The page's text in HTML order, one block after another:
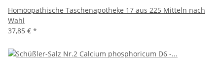
Homöopathische Taschenapotheke 17 aus 225 Mitteln nach
Wahl
37,85 € *